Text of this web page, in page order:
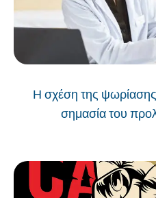
Η σχέση της ψωρίασης
σημασία του